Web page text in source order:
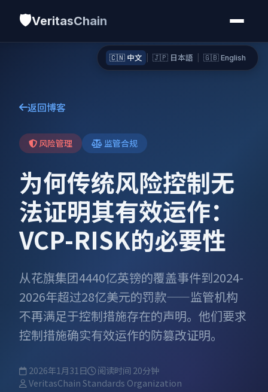
🛡️VeritasChain
🇨🇳 中文 🇯🇵 日本語 🇬🇧 English
返回博客
风险管理 监管合规
为何传统风险控制无
法证明其有效运作：
VCP-RISK的必要性
从花旗集团4440亿英镑的覆盖事件到2024-
2026年超过28亿美元的罚款——监管机构
不再满足于控制措施存在的声明。他们要求
控制措施确实有效运作的防篡改证明。
2026年1月31日
阅读时间 20分钟
VeritasChain Standards Organization